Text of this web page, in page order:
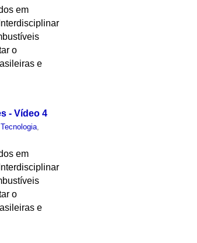
em
o
e
- Vídeo 4
,Tecnologia
em
o
e